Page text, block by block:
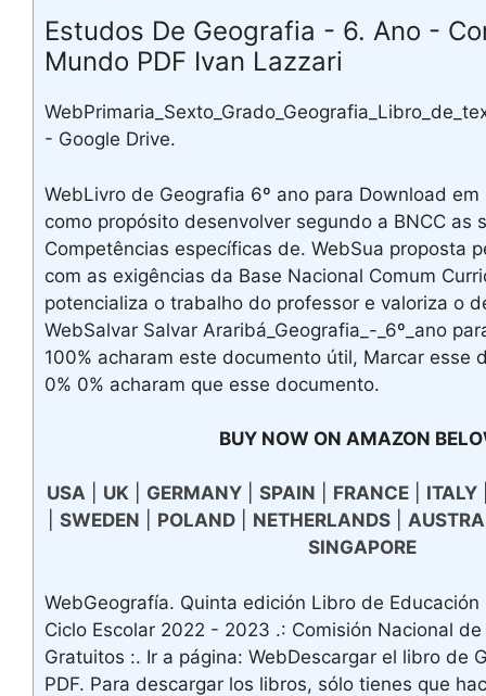
Estudos De Geografia - 6. Ano -
Mundo PDF Ivan Lazzari
- Google Drive.
WebLivro de Geografia 6º ano para Download em
como propósito desenvolver segundo a BNCC as
Competências específicas de. WebSua proposta
com as exigências da Base Nacional Comum
potencializa o trabalho do professor e valoriza o
WebSalvar Salvar Araribá_Geografia_-_6º_ano
100% acharam este documento útil, Marcar esse
0% 0% acharam que esse documento.
BUY NOW ON AMAZON
USA UK GERMANY SPAIN FRANCE ITALY
SWEDEN POLAND| NETHERLANDS|
SINGAPORE
WebGeografía. Quinta edición Libro de Educación
Ciclo Escolar 2022 - 2023 .: Comisión Nacional
Gratuitos :. Ir a página: WebDescargar el libro de
PDF. Para descargar los libros, sólo tienes que